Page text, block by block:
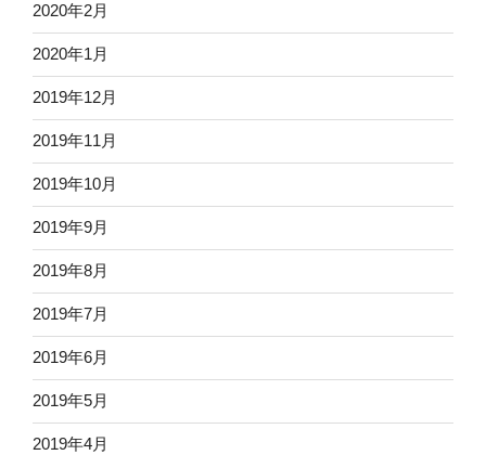
2020年2月
2020年1月
2019年12月
2019年11月
2019年10月
2019年9月
2019年8月
2019年7月
2019年6月
2019年5月
2019年4月